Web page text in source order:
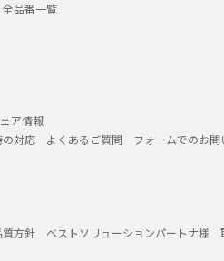
全品番一覧
ア情報
対応 よくあるご質問
フォームでのお問
質方針 ベストソリューションパートナ様